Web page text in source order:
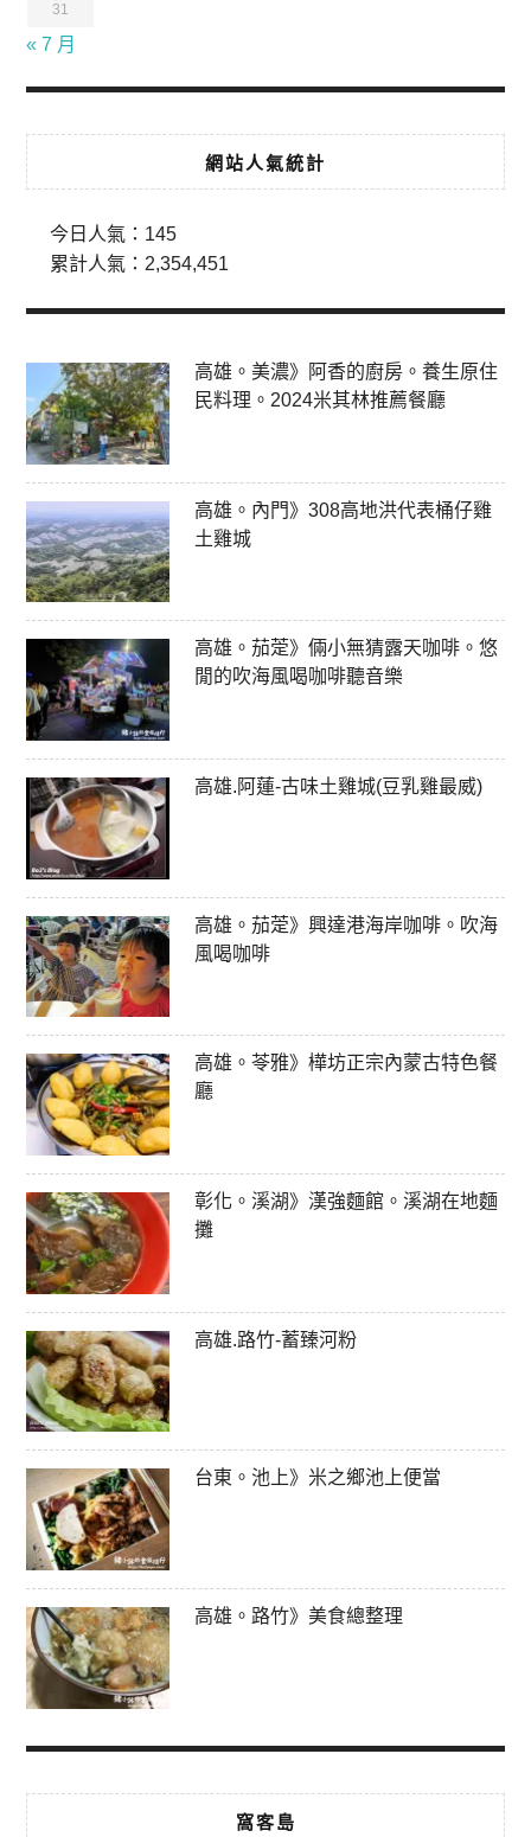
31
« 7 月
網站人氣統計
今日人氣： 145
累計人氣： 2,354,451
高雄。美濃》阿香的廚房。養生原住
民料理。2024米其林推薦餐廳
高雄。內門》308高地洪代表桶仔雞
土雞城
高雄。茄萣》倆小無猜露天咖啡。悠
閒的吹海風喝咖啡聽音樂
高雄.阿蓮-古味土雞城(豆乳雞最威)
高雄。茄萣》興達港海岸咖啡。吹海
風喝咖啡
高雄。苓雅》樺坊正宗內蒙古特色餐
廳
彰化。溪湖》漢強麵館。溪湖在地麵
攤
高雄.路竹-蓄臻河粉
台東。池上》米之鄉池上便當
高雄。路竹》美食總整理
窩客島